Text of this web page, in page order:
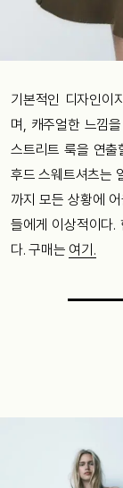
기본적인 디자인이
며, 캐주얼한 느낌
스트리트 룩을 연출
후드 스웨트셔츠는
까지 모든 상황에
들에게 이상적이다.
다. 구매는 여기.